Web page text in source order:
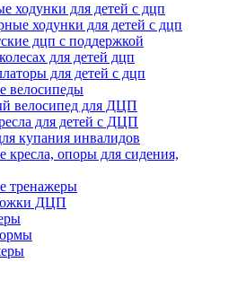
ходунки для детей с дцп
ходунки для детей с дцп
дцп с поддержкой
для детей дцп
для детей с дцп
велосипеды
велосипед для ДЦП
для детей с ДЦП
купания инвалидов
кресла, опоры для сидения,
тренажеры
ДЦП